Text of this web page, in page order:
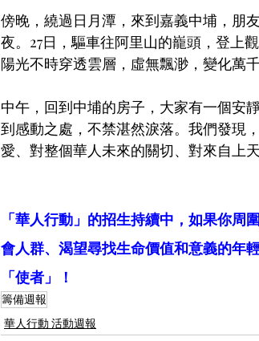
傍晚，繞過日月潭，來到嘉義中埔，朋
夜。27日，驅車往阿里山的巃頭，登上
陽光不時穿透雲層，虛無飄渺，變化萬
中午，回到中埔的房子，大家有一個安
到感動之處，不禁湛然淚落。我們發現
愛、對整個華人未來的關切、對來自上
「華人行動」的招生持續中，如果你
會人群、渴望尋找生命價值和意義的年
「使者」！
籌備週報
華人行動 活動週報